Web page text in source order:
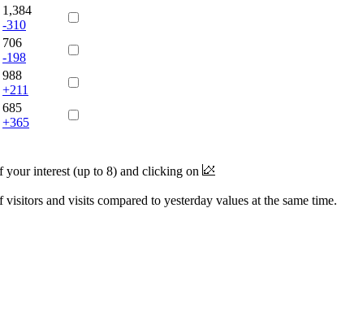
1,384
-310
706
-198
988
+211
685
+365
your interest (up to 8) and clicking on
and visits compared to yesterday values at the same time.